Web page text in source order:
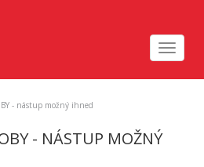
Toggle
- nástup možný ihned
- NÁSTUP MOŽNÝ